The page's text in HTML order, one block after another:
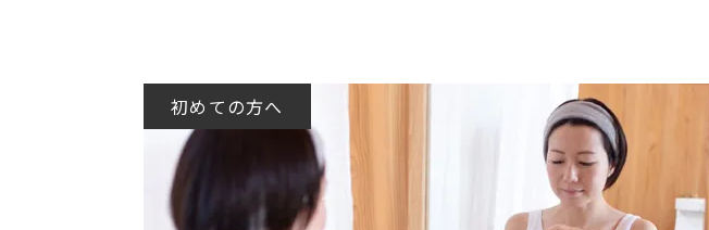
初めての方へ